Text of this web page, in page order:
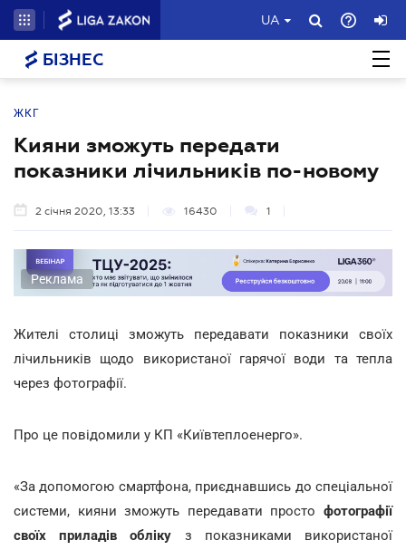
UA
БІЗНЕС
ЖКГ
Кияни зможуть передати
показники лічильників по-новому
2 січня 2020, 13:33 16430 1
Реклама
Жителі столиці зможуть передавати показники своїх
лічильників щодо використаної гарячої води та тепла
через фотографії.
Про це повідомили у КП «Київтеплоенерго».
«За допомогою смартфона, приєднавшись до спеціальної
системи, кияни зможуть передавати просто фотографії
своїх приладів обліку з показниками використаної